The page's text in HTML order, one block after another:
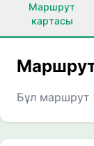
Маршрут
картасы
Бұл маршрут